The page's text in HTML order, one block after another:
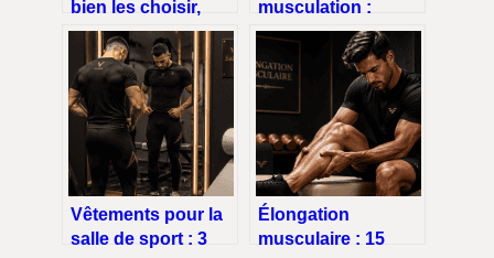
bien les choisir,
bien les utiliser,
éviter les blessures
musculation :
prévenir,
reconnaître et bien
récupérer
Vêtements pour la
salle de sport : 3
Élongation
musculaire : 15